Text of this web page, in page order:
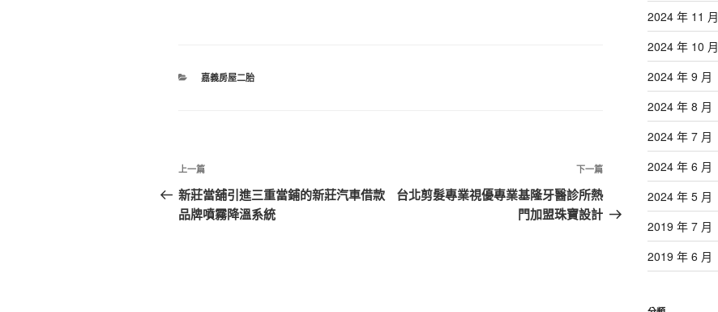
分
嘉義房屋二胎
文
章
導
上
一
篇
上一篇
新莊當舖引進三重當鋪的新莊汽車借款
品牌噴霧降溫系統
下
一
篇
下一篇
台北剪髮專業視優專業基隆牙醫診所熱
門加盟珠寶設計
2024 年 11 月
2024 年 10 月
2024 年 9 月
2024 年 8 月
2024 年 7 月
2024 年 6 月
2024 年 5 月
2019 年 7 月
2019 年 6 月